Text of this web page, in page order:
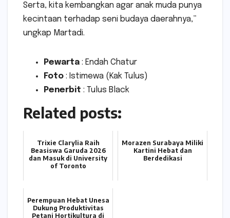
Serta, kita kembangkan agar anak muda punya
kecintaan terhadap seni budaya daerahnya,”
ungkap Martadi.
Pewarta : Endah Chatur
Foto : Istimewa (Kak Tulus)
Penerbit : Tulus Black
Related posts:
Trixie Clarylia Raih
Beasiswa Garuda 2026
dan Masuk di University
of Toronto
Morazen Surabaya Miliki
Kartini Hebat dan
Berdedikasi
Perempuan Hebat Unesa
Dukung Produktivitas
Petani Hortikultura di